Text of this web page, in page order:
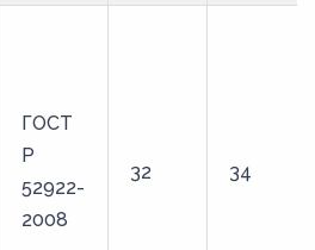
ГОСТ
Р
52922-
2008
32 34